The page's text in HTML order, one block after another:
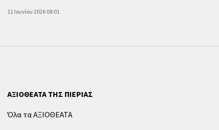
11 Ιουνίου 2026 08:01
ΑΞΙΟΘΕΑΤΑ ΤΗΣ ΠΙΕΡΙΑΣ
Όλα τα ΑΞΙΟΘΕΑΤΑ